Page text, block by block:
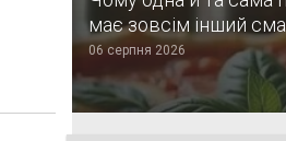
має зовсім інший
06 серпня 2026